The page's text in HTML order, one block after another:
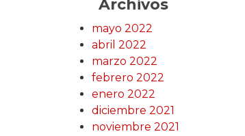
Archivos
mayo 2022
abril 2022
marzo 2022
febrero 2022
enero 2022
diciembre 2021
noviembre 2021